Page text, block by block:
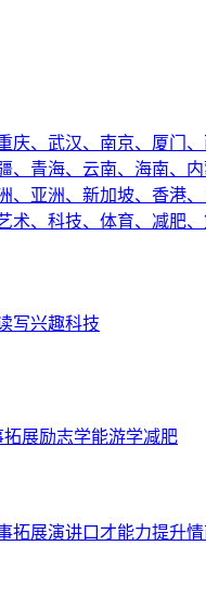
庆、 武汉、 南京、 厦门、
、 青海、 云南、 海南、 内
、 亚洲、 新加坡、 香港、
术、 科技、 体育、 减肥、
写兴趣科技
拓展励志学能游学减肥
拓展演讲口才能力提升